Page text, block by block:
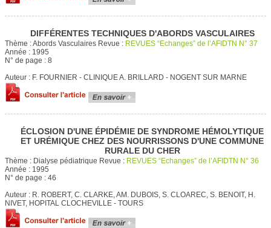
DIFFÉRENTES TECHNIQUES D'ABORDS VASCULAIRES
Thème :Abords Vasculaires Revue : REVUES “Echanges” de l’AFIDTN N° 37
Année : 1995
N° de page : 8
Auteur : F. FOURNIER - CLINIQUE A. BRILLARD - NOGENT SUR MARNE
ÉCLOSION D'UNE ÉPIDÉMIE DE SYNDROME HÉMOLYTIQUE
ET URÉMIQUE CHEZ DES NOURRISSONS D'UNE COMMUNE
RURALE DU CHER
Thème : Dialyse pédiatrique Revue : REVUES “Echanges” de l’AFIDTN N° 36
Année : 1995
N° de page : 46
Auteur : R. ROBERT, C. CLARKE, AM. DUBOIS, S. CLOAREC, S. BENOIT, H.
NIVET, HOPITAL CLOCHEVILLE - TOURS